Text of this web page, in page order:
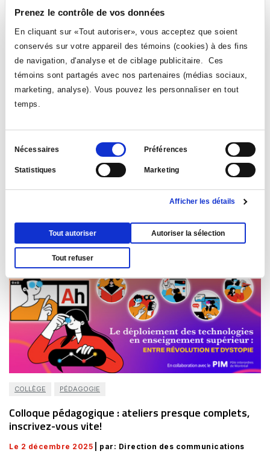
Prenez le contrôle de vos données
En cliquant sur «Tout autoriser», vous acceptez que soient
conservés sur votre appareil des témoins (cookies) à des fins
de navigation, d'analyse et de ciblage publicitaire. Ces
témoins sont partagés avec nos partenaires (médias sociaux,
marketing, analyse). Vous pouvez les personnaliser en tout
temps.
Sélection
consentement
Nécessaires Préférences
Statistiques Marketing
Afficher les détails
Tout autoriser Autoriser la sélection
Tout refuser
PÉDAGOGIE
Appel de communications en prévision du 45e
colloque annuel de l’AQPC
Le 2 décembre 2025 | par: Service du soutien à
Le colloque annuel de la pédagogie collégiale accueille la
inspirantes et des partages de pratiques. L'AQPC organise
son 45e colloque du 3 juin au 5 juin 2026 au Cégep
Drummond sous le thème : Pour une suite audacieuse.
COLLÈGE PÉDAGOGIE
Colloque pédagogique : ateliers presque complets,
inscrivez-vous vite!
Le 2 décembre 2025 | par: Direction des communications